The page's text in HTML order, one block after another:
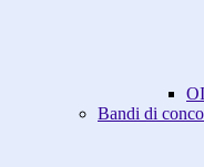
Bandi di